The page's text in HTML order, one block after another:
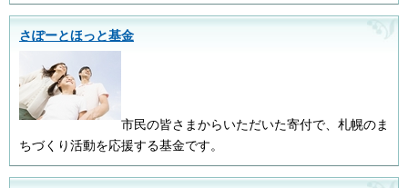
さぽーとほっと基金
市民の皆さまからいただいた寄付で、札幌のま
ちづくり活動を応援する基金です。